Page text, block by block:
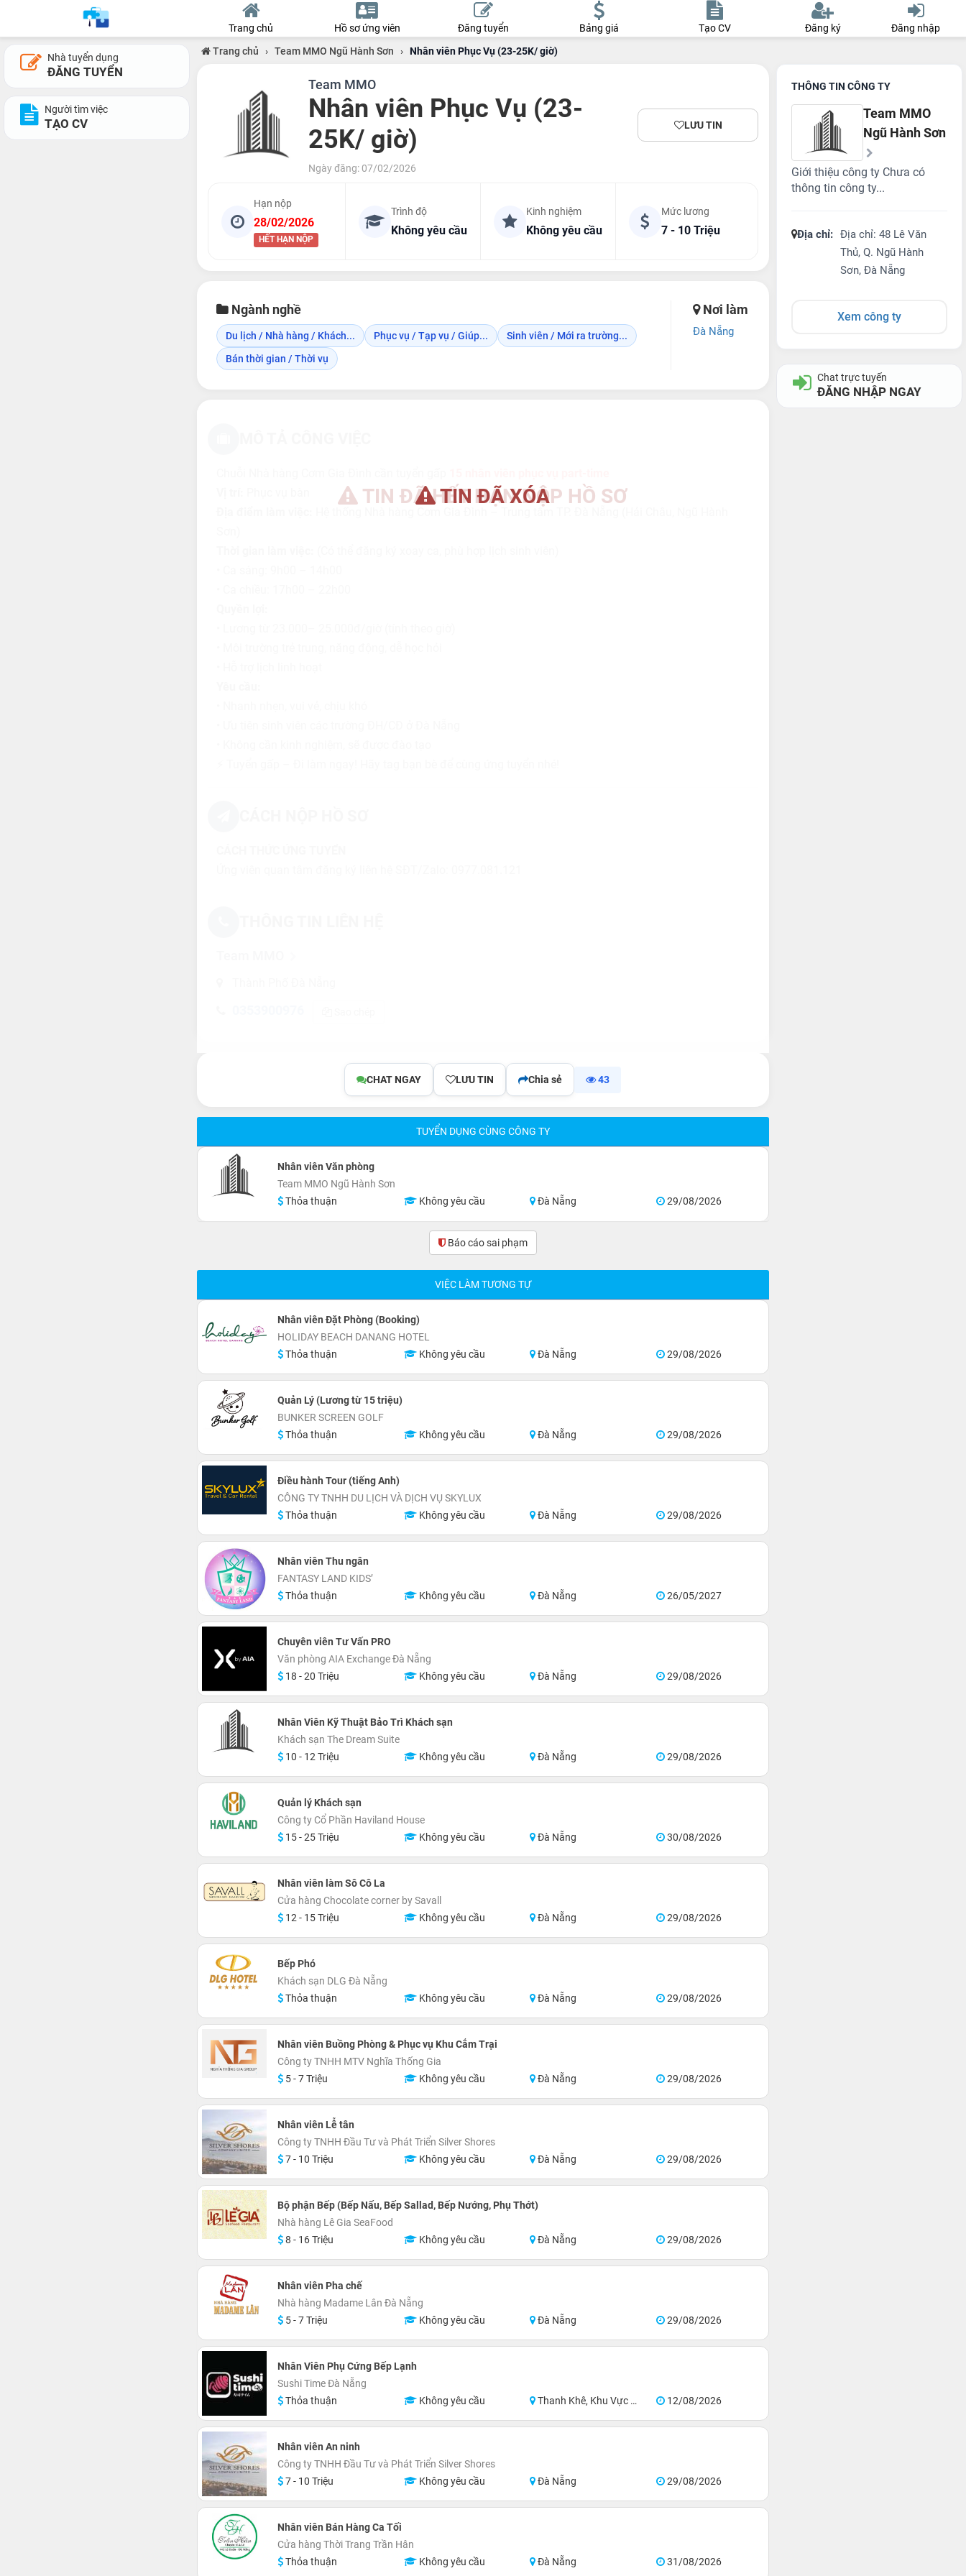
Trang chủ Hồ sơ ứng viên Đăng tuyển Bảng giá Tạo CV Đăng ký Đăng nhập
Nhà tuyển dụng
ĐĂNG TUYỂN
Người tìm việc
TẠO CV
Trang chủ › Team MMO Ngũ Hành Sơn › Nhân viên Phục Vụ (23-25K/ giờ)
Team MMO
Nhân viên Phục Vụ (23-
25K/ giờ)
Ngày đăng: 07/02/2026
LƯU TIN
Hạn nộp
28/02/2026
HẾT HẠN NỘP
Trình độ
Không yêu cầu
Kinh nghiệm
Không yêu cầu
Mức lương
7 - 10 Triệu
Ngành nghề
Du lịch / Nhà hàng / Khách... Phục vụ / Tạp vụ / Giúp...
Sinh viên / Mới ra trường...
Bán thời gian / Thời vụ
Nơi làm
Đà Nẵng
TIN ĐÃ HẾT HẠN NỘP HỒ SƠ
TIN ĐÃ XÓA
CHAT NGAY LƯU TIN Chia sẻ 43
TUYỂN DỤNG CÙNG CÔNG TY
Nhân viên Văn phòng
Team MMO Ngũ Hành Sơn
Thỏa thuận
Không yêu cầu Đà Nẵng 29/08/2026
Báo cáo sai phạm
VIỆC LÀM TƯƠNG TỰ
Nhân viên Đặt Phòng (Booking)
HOLIDAY BEACH DANANG HOTEL
Thỏa thuận
Không yêu cầu Đà Nẵng 29/08/2026
Quản Lý (Lương từ 15 triệu)
BUNKER SCREEN GOLF
Thỏa thuận
Không yêu cầu Đà Nẵng 29/08/2026
Điều hành Tour (tiếng Anh)
CÔNG TY TNHH DU LỊCH VÀ DỊCH VỤ SKYLUX
Thỏa thuận
Không yêu cầu Đà Nẵng 29/08/2026
Nhân viên Thu ngân
FANTASY LAND KIDS’
Thỏa thuận
Không yêu cầu Đà Nẵng 26/05/2027
Chuyên viên Tư Vấn PRO
Văn phòng AIA Exchange Đà Nẵng
18 - 20 Triệu
Không yêu cầu Đà Nẵng 29/08/2026
Nhân Viên Kỹ Thuật Bảo Trì Khách sạn
Khách sạn The Dream Suite
10 - 12 Triệu
Không yêu cầu Đà Nẵng 29/08/2026
Quản lý Khách sạn
Công ty Cổ Phần Haviland House
15 - 25 Triệu
Không yêu cầu Đà Nẵng 30/08/2026
Nhân viên làm Sô Cô La
Cửa hàng Chocolate corner by Savall
12 - 15 Triệu
Không yêu cầu Đà Nẵng 29/08/2026
Bếp Phó
Khách sạn DLG Đà Nẵng
Thỏa thuận
Không yêu cầu Đà Nẵng 29/08/2026
Nhân viên Buồng Phòng & Phục vụ Khu Cắm Trại
Công ty TNHH MTV Nghĩa Thống Gia
5 - 7 Triệu
Không yêu cầu Đà Nẵng 29/08/2026
Nhân viên Lễ tân
Công ty TNHH Đầu Tư và Phát Triển Silver Shores
7 - 10 Triệu
Không yêu cầu Đà Nẵng 29/08/2026
Bộ phận Bếp (Bếp Nấu, Bếp Sallad, Bếp Nướng, Phụ Thớt)
Nhà hàng Lê Gia SeaFood
8 - 16 Triệu
Không yêu cầu Đà Nẵng 29/08/2026
Nhân viên Pha chế
Nhà hàng Madame Lân Đà Nẵng
5 - 7 Triệu
Không yêu cầu Đà Nẵng 29/08/2026
Nhân Viên Phụ Cứng Bếp Lạnh
Sushi Time Đà Nẵng
Thỏa thuận
Không yêu cầu Thanh Khê, Khu Vực Lân Cận Đà Nẵng 12/08/2026
Nhân viên An ninh
Công ty TNHH Đầu Tư và Phát Triển Silver Shores
7 - 10 Triệu
Không yêu cầu Đà Nẵng 29/08/2026
Nhân viên Bán Hàng Ca Tối
Cửa hàng Thời Trang Trần Hân
Thỏa thuận
Không yêu cầu Đà Nẵng 31/08/2026
THÔNG TIN CÔNG TY
Team MMO
Ngũ Hành Sơn
Giới thiệu công ty Chưa có
thông tin công ty...
Địa chỉ: Địa chỉ: 48 Lê Văn
Thủ, Q. Ngũ Hành
Sơn, Đà Nẵng
Xem công ty
Chat trực tuyến
ĐĂNG NHẬP NGAY